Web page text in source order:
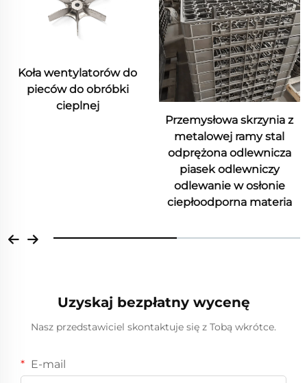
Części odlewnicze ze
stopu niklu o wysokiej
wytrzymałości i
odporności na wysoką
temperaturę
Uzyskaj bezpłatny wycenę
Nasz przedstawiciel skontaktuje się z Tobą wkrótce.
E-mail